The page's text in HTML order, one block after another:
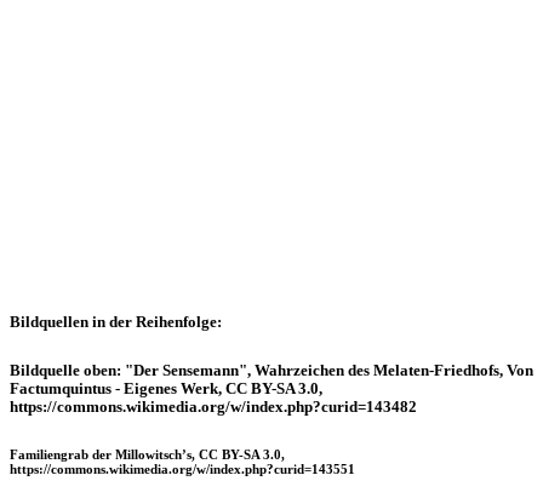
Bildquellen in der Reihenfolge:
Bildquelle oben: "Der Sensemann", Wahrzeichen des Melaten-Friedhofs, Von
Factumquintus - Eigenes Werk, CC BY-SA 3.0,
https://commons.wikimedia.org/w/index.php?curid=143482
Familiengrab der Millowitsch’s, CC BY-SA 3.0,
https://commons.wikimedia.org/w/index.php?curid=143551